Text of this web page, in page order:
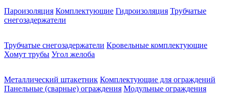
Пароизоляция Комплектующие Гидроизоляция Трубчатые
снегозадержатели
Трубчатые снегозадержатели Кровельные комплектующие
Хомут трубы Угол желоба
Металлический штакетник Комплектующие для ограждений
Панельные (сварные) ограждения Модульные ограждения